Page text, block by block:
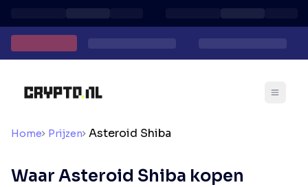
Home Prijzen Asteroid Shiba
Waar Asteroid Shiba kopen